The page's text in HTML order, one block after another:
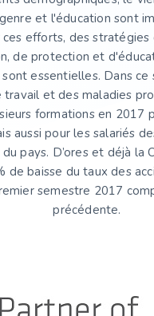
et l'éducation sont
efforts, des stratégies
de protection et
essentielles. Dans ce
travail et des maladies
formations en 2017
aussi pour les salariés
pays. D’ores et déjà la
de baisse du taux des
semestre 2017
précédente.